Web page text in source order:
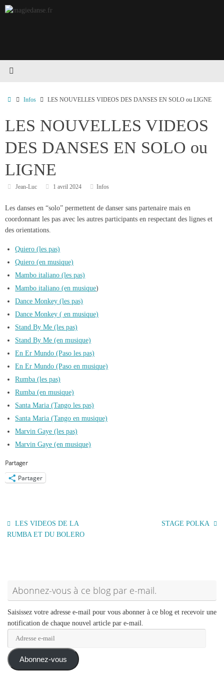
Passer
Accueil
Infos LES NOUVELLES VIDEOS DES DANSES EN SOLO ou LIGNE
LES NOUVELLES VIDEOS
DES DANSES EN SOLO ou
LIGNE
Jean-Luc 1 avril 2024 Infos
Les danses en “solo” permettent de danser sans partenaire mais en
coordonnant les pas avec les autres participants en respectant des lignes et
des orientations.
Quiero (les pas)
Quiero (en musique)
Mambo italiano (les pas)
Mambo italiano (en musique)
Dance Monkey (les pas)
Dance Monkey ( en musique)
Stand By Me (les pas)
Stand By Me (en musique)
En Er Mundo (Paso les pas)
En Er Mundo (Paso en musique)
Rumba (les pas)
Rumba (en musique)
Santa Maria (Tango les pas)
Santa Maria (Tango en musique)
Marvin Gaye (les pas)
Marvin Gaye (en musique)
Partager
Partager
LES VIDEOS DE LA
RUMBA ET DU BOLERO
STAGE POLKA
Abonnez-vous à ce blog par e-mail.
Saisissez votre adresse e-mail pour vous abonner à ce blog et recevoir une
notification de chaque nouvel article par e-mail.
mail Abonnez-vous